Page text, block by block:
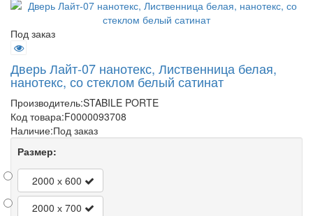
Под заказ
Дверь Лайт-07 нанотекс, Лиственница белая,
нанотекс, со стеклом белый сатинат
Производитель:STABILE PORTE
Код товара:F0000093708
Наличие:Под заказ
Размер:
2000 х 600
2000 х 700